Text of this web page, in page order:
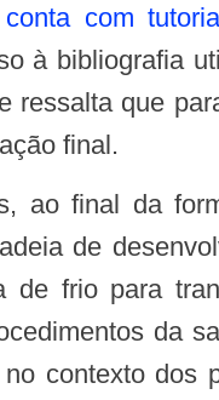
conta com
à bibliografia
ressalta que
final.
de
de frio para
da
contexto dos